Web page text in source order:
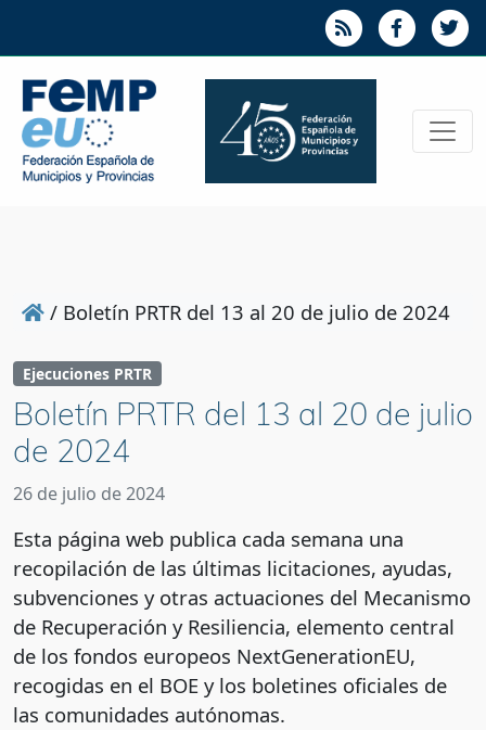
/ Boletín PRTR del 13 al 20 de julio de 2024
Ejecuciones PRTR
Boletín PRTR del 13 al 20 de julio
de 2024
26 de julio de 2024
Esta página web publica cada semana una
recopilación de las últimas licitaciones, ayudas,
subvenciones y otras actuaciones del Mecanismo
de Recuperación y Resiliencia, elemento central
de los fondos europeos NextGenerationEU,
recogidas en el BOE y los boletines oficiales de
las comunidades autónomas.